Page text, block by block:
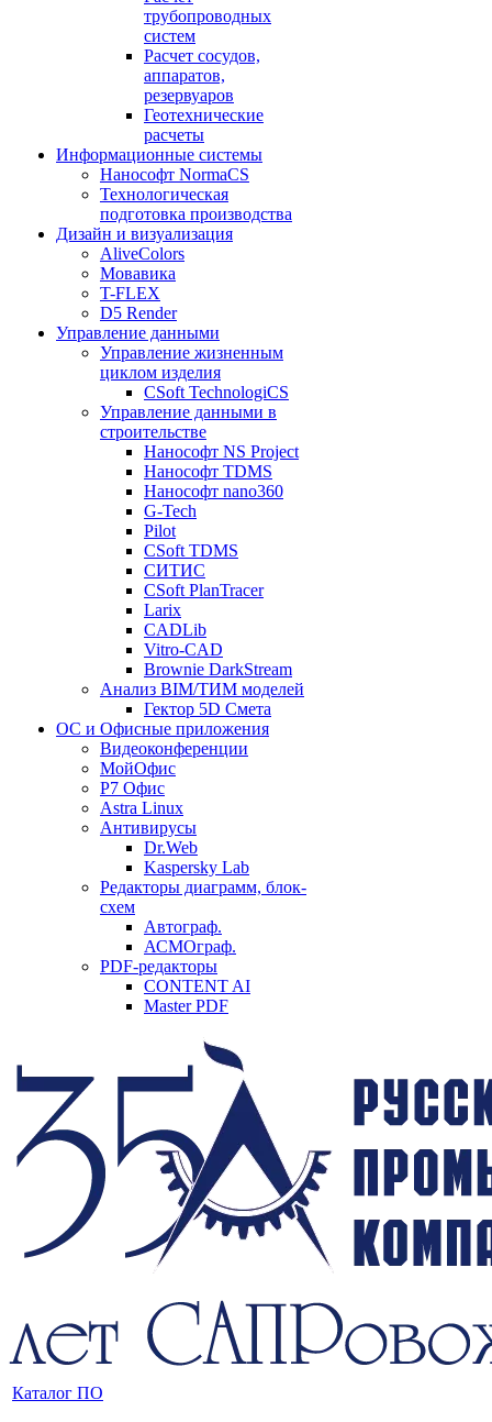
трубопроводных
систем
Расчет сосудов,
аппаратов,
резервуаров
Геотехнические
расчеты
Информационные системы
Нанософт NormaCS
Технологическая
подготовка производства
Дизайн и визуализация
AliveColors
Мовавика
T-FLEX
D5 Render
Управление данными
Управление жизненным
циклом изделия
CSoft TechnologiCS
Управление данными в
строительстве
Нанософт NS Project
Нанософт TDMS
Нанософт nano360
G-Tech
Pilot
CSoft TDMS
СИТИС
CSoft PlanTracer
Larix
CADLib
Vitro-CAD
Brownie DarkStream
Анализ BIM/ТИМ моделей
Гектор 5D Смета
ОС и Офисные приложения
Видеоконференции
МойОфис
P7 Офис
Astra Linux
Антивирусы
Dr.Web
Kaspersky Lab
Редакторы диаграмм, блок-
схем
Автограф.
АСМОграф.
PDF-редакторы
CONTENT AI
Master PDF
Каталог ПО